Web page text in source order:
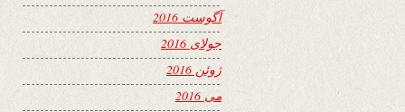
آگوست 2016
جولای 2016
ژوئن 2016
می 2016